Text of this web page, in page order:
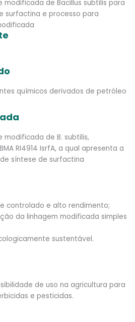
modificada de Bacillus subtilis para
surfactina e processo para
químicos derivados de petróleo
de B. subtilis,
RI4914 IsrfA, a qual apresenta a
síntese de surfactina
controlado e alto rendimento;
da linhagem modificada simples
sustentável.
de uso na agricultura para
e pesticidas.